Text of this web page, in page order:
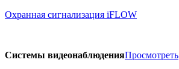
Охранная сигнализация iFLOW
Системы видеонаблюденияПросмотреть